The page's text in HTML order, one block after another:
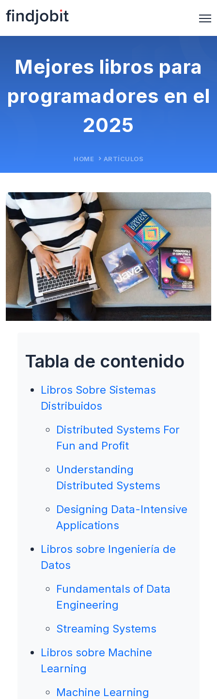
Mejores libros para
programadores en el
2025
HOME ARTÍCULOS
Tabla de contenido
Libros Sobre Sistemas
Distribuidos
Distributed Systems For
Fun and Profit
Understanding
Distributed Systems
Designing Data-Intensive
Applications
Libros sobre Ingeniería de
Datos
Fundamentals of Data
Engineering
Streaming Systems
Libros sobre Machine
Learning
Machine Learning